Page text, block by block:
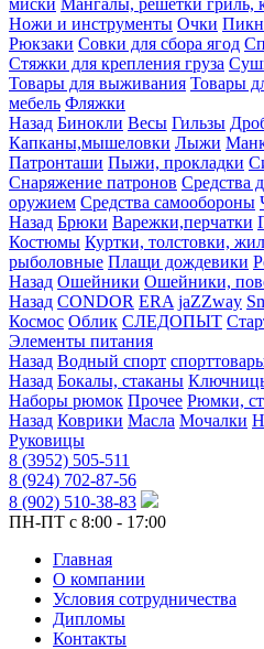
миски Мангалы, решетки гриль,
Ножи и инструменты Очки
Рюкзаки Совки для сбора ягод
Стяжки для крепления груза
Товары для выживания Товары
мебель Фляжки
Назад Бинокли Весы Гильзы
Капканы,мышеловки Лыжи
Патронташи Пыжи, прокладки
Снаряжение патронов Средства
оружием Средства самообороны
Назад Брюки Варежки,перчатки
Костюмы Куртки, толстовки,
рыболовные Плащи дождевики
Назад Ошейники Ошейники,
Назад CONDOR ERA jaZZway
Космос Облик СЛЕДОПЫТ
Элементы питания
Назад Водный спорт
Назад Бокалы, стаканы
Наборы рюмок Прочее Рюмки,
Назад Коврики Масла Мочалки
Руковицы
8 (3952) 505-511
8 (924) 702-87-56
8 (902) 510-38-83
ПН-ПТ с 8:00 - 17:00
Главная
О компании
Условия сотрудничества
Дипломы
Контакты